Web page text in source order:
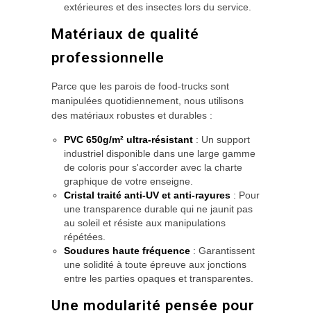
extérieures et des insectes lors du service.
Matériaux de qualité
professionnelle
Parce que les parois de food-trucks sont
manipulées quotidiennement, nous utilisons
des matériaux robustes et durables :
PVC 650g/m² ultra-résistant : Un support
industriel disponible dans une large gamme
de coloris pour s'accorder avec la charte
graphique de votre enseigne.
Cristal traité anti-UV et anti-rayures : Pour
une transparence durable qui ne jaunit pas
au soleil et résiste aux manipulations
répétées.
Soudures haute fréquence : Garantissent
une solidité à toute épreuve aux jonctions
entre les parties opaques et transparentes.
Une modularité pensée pour